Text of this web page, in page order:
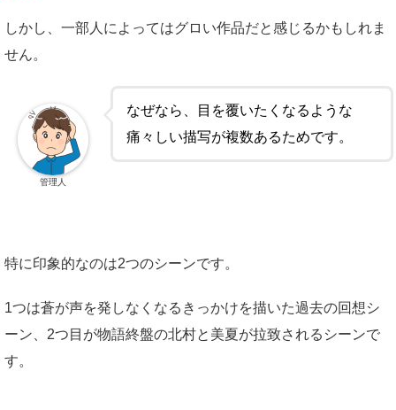
しかし、一部人によってはグロい作品だと感じるかもしれま
せん。
なぜなら、目を覆いたくなるような
痛々しい描写が複数あるためです。
管理人
特に印象的なのは2つのシーンです。
1つは蒼が声を発しなくなるきっかけを描いた過去の回想シ
ーン、2つ目が物語終盤の北村と美夏が拉致されるシーンで
す。